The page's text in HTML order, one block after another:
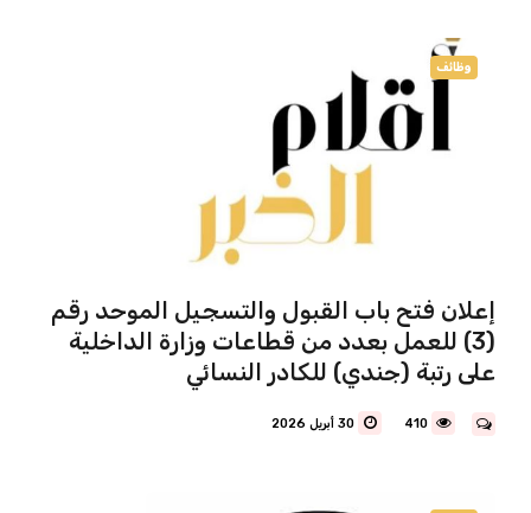
وظائف
إعلان فتح باب القبول والتسجيل الموحد رقم
(3) للعمل بعدد من قطاعات وزارة الداخلية
على رتبة (جندي) للكادر النسائي
410 30 أبريل 2026